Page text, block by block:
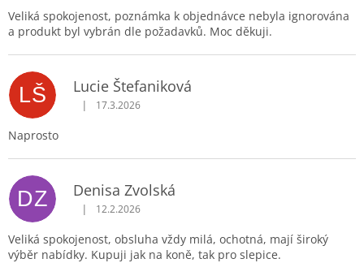
e
n
í
Veliká spokojenost, poznámka k objednávce nebyla ignorována
a produkt byl vybrán dle požadavků. Moc děkuji.
LŠ Lucie Štefaniková
Hodnocení obchodu je 5 z 5 hvězdiček.
| 17.3.2026
Naprosto
DZ Denisa Zvolská
Hodnocení obchodu je 5 z 5 hvězdiček.
| 12.2.2026
Veliká spokojenost, obsluha vždy milá, ochotná, mají široký
výběr nabídky. Kupuji jak na koně, tak pro slepice.